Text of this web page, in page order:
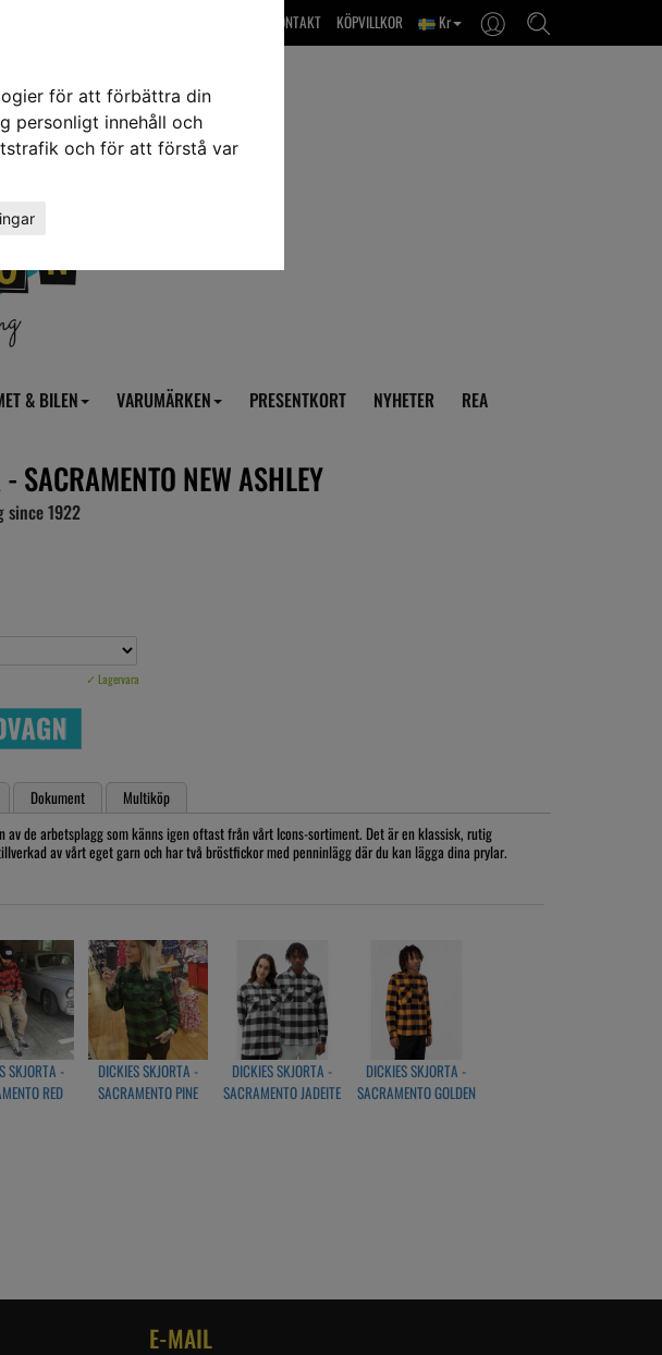
för att förbättra din
personligt innehåll och
och för att förstå var
Kr
KÖPVILLKOR
OM OSS & KONTAKT
& BILEN VARUMÄRKEN PRESENTKORT NYHETER REA
SACRAMENTO NEW ASHLEY
since 1922
✓ Lagervara
Dokument
Multiköp
av de arbetsplagg som känns igen oftast från vårt Icons-sortiment. Det är en klassisk, rutig
av vårt eget garn och har två bröstfickor med penninlägg där du kan lägga dina prylar.
SKJORTA -
RED
DICKIES SKJORTA -
SACRAMENTO PINE
DICKIES SKJORTA -
SACRAMENTO JADEITE
DICKIES SKJORTA -
SACRAMENTO GOLDEN
E-MAIL